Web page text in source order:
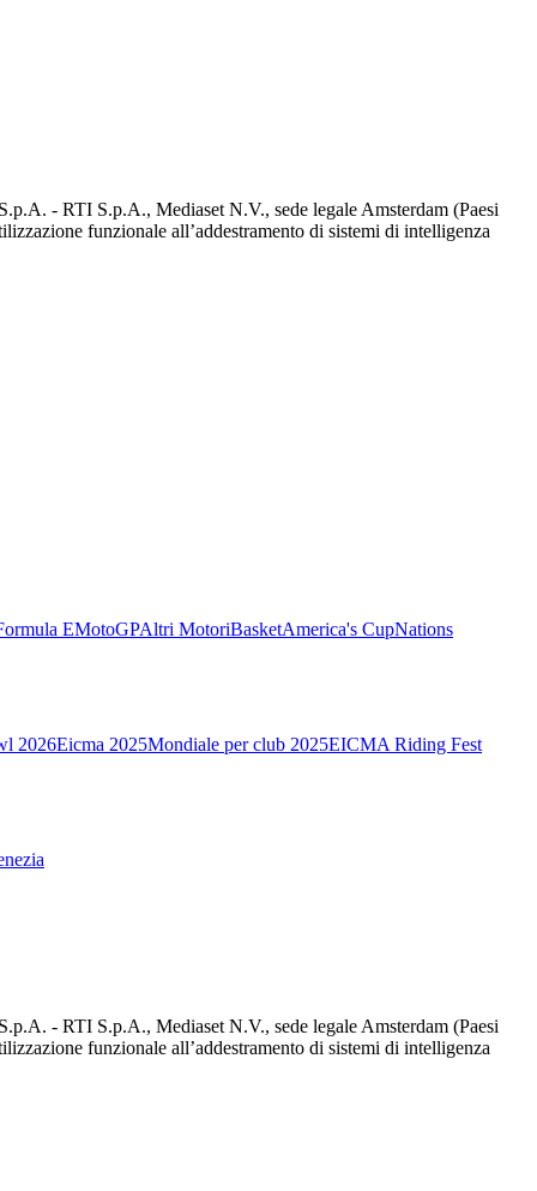
- RTI S.p.A., Mediaset N.V., sede legale Amsterdam (Paesi
funzionale all’addestramento di sistemi di intelligenza
EMotoGPAltri MotoriBasketAmerica's CupNations
2026Eicma 2025Mondiale per club 2025EICMA Riding Fest
- RTI S.p.A., Mediaset N.V., sede legale Amsterdam (Paesi
funzionale all’addestramento di sistemi di intelligenza